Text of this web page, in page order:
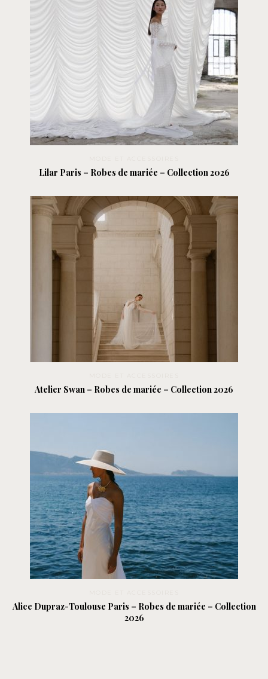
Lilar Paris – Robes de mariée – Collection 2026
Atelier Swan – Robes de mariée – Collection 2026
Alice Dupraz-Toulouse Paris – Robes de mariée – Collection
2026